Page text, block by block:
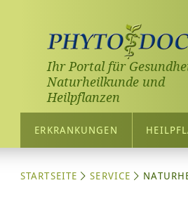
Ihr Portal für
Naturheilkunde und
Heilpflanzen
ERKRANKUNGEN
STARTSEITE SERVICE